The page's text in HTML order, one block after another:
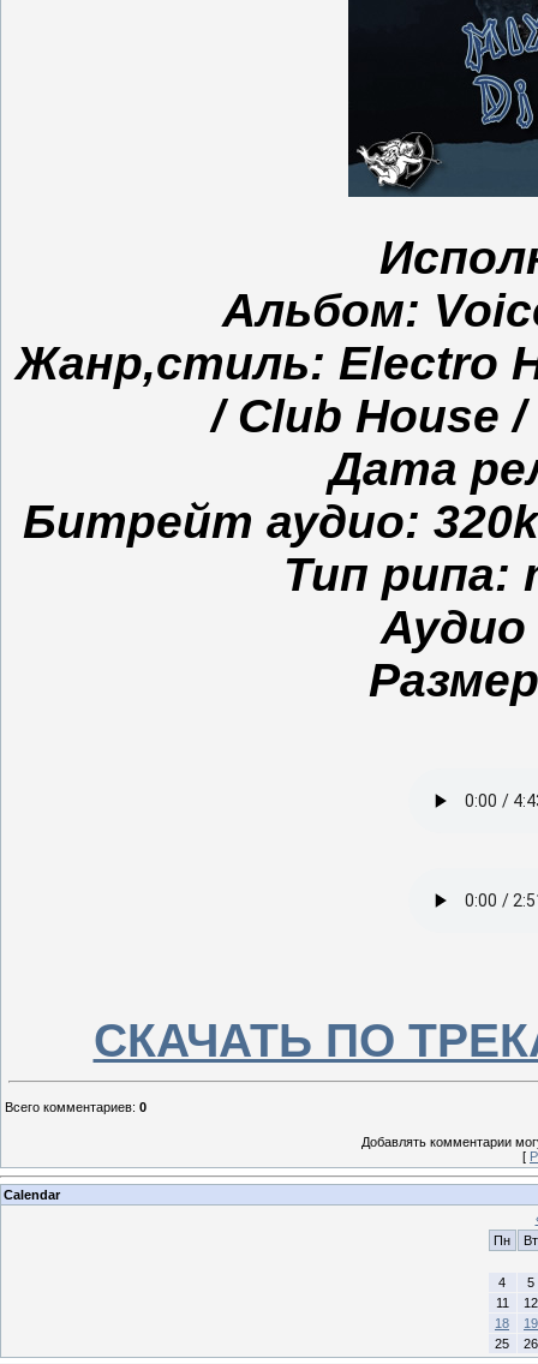
Альбом:
Жанр,стиль: Electro
/ Club House
Дата
Битрейт аудио:
Тип рипа:
Аудио
СКАЧАТЬ ПО
Всего комментариев: 0
Добавлять комментарии
[
Calendar
Пн
Вт
4
5
11
12
18
19
25
26